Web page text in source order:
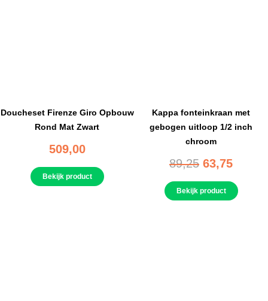
Doucheset Firenze Giro Opbouw
Rond Mat Zwart
509,00
Bekijk product
Kappa fonteinkraan met
gebogen uitloop 1/2 inch
chroom
89,25 63,75
Bekijk product